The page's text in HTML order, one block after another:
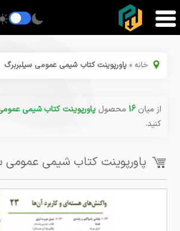
خانه »پاورپوینت کتاب شیمی عمومی سیلبربرگ
از میان16 محصولپاورپوینت کتاب شیمی
کنید.
پاورپوینت کتاب شیمی عمومی